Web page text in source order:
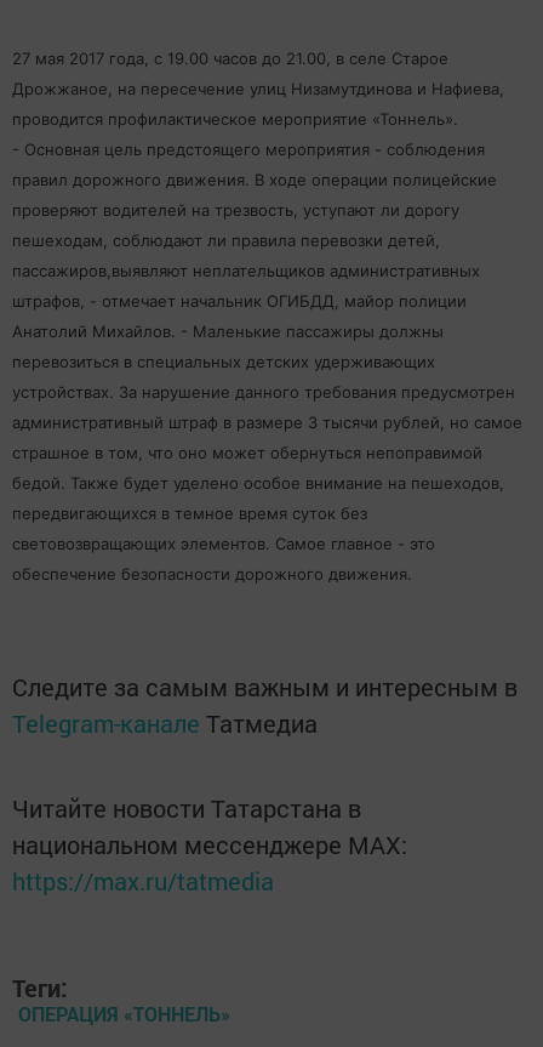
27 мая 2017 года, с 19.00 часов до 21.00, в селе Старое
Дрожжаное, на пересечение улиц Низамутдинова и Нафиева,
проводится профилактическое мероприятие «Тоннель».
- Основная цель предстоящего мероприятия - соблюдения
правил дорожного движения. В ходе операции полицейские
проверяют водителей на трезвость, уступают ли дорогу
пешеходам, соблюдают ли правила перевозки детей,
пассажиров,выявляют неплательщиков административных
штрафов, - отмечает начальник ОГИБДД, майор полиции
Анатолий Михайлов. - Маленькие пассажиры должны
перевозиться в специальных детских удерживающих
устройствах. За нарушение данного требования предусмотрен
административный штраф в размере 3 тысячи рублей, но самое
страшное в том, что оно может обернуться непоправимой
бедой. Также будет уделено особое внимание на пешеходов,
передвигающихся в темное время суток без
световозвращающих элементов. Самое главное - это
обеспечение безопасности дорожного движения.
Следите за самым важным и интересным в
Telegram-канале Татмедиа
Читайте новости Татарстана в
национальном мессенджере MАХ:
https://max.ru/tatmedia
Теги:
ОПЕРАЦИЯ «ТОННЕЛЬ»